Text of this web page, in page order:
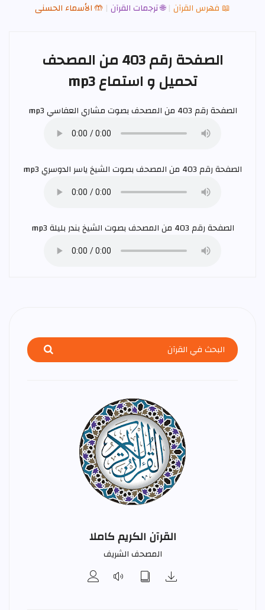
📖 فهرس القرآن |🌐 ترجمات القرآن | 🤲 الأسماء الحسنى
الصفحة رقم 403 من المصحف
تحميل و استماع mp3
الصفحة رقم 403 من المصحف بصوت مشاري العفاسيmp3
الصفحة رقم 403 من المصحف بصوت الشيخ ياسر الدوسري
الصفحة رقم 403 من المصحف بصوت الشيخ بندر بليلةmp3
القرآن الكريم كاملا
المصحف الشريف